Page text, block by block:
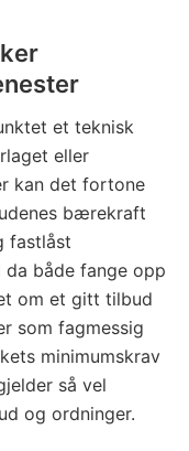
et teknisk
eller
kan det fortone
bærekraft
fastlåst
både fange opp
om et gitt tilbud
som fagmessig
minimumskrav
så vel
og ordninger.